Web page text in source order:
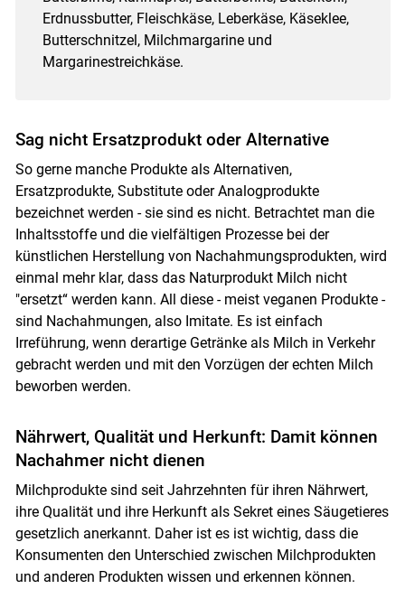
Erdnussbutter, Fleischkäse, Leberkäse, Käseklee,
Butterschnitzel, Milchmargarine und
Margarinestreichkäse.
Sag nicht Ersatzprodukt oder Alternative
So gerne manche Produkte als Alternativen,
Ersatzprodukte, Substitute oder Analogprodukte
bezeichnet werden - sie sind es nicht. Betrachtet man die
Inhaltsstoffe und die vielfältigen Prozesse bei der
künstlichen Herstellung von Nachahmungsprodukten, wird
einmal mehr klar, dass das Naturprodukt Milch nicht
"ersetzt“ werden kann. All diese - meist veganen Produkte -
sind Nachahmungen, also Imitate. Es ist einfach
Irreführung, wenn derartige Getränke als Milch in Verkehr
gebracht werden und mit den Vorzügen der echten Milch
beworben werden.
Nährwert, Qualität und Herkunft: Damit können
Nachahmer nicht dienen
Milchprodukte sind seit Jahrzehnten für ihren Nährwert,
ihre Qualität und ihre Herkunft als Sekret eines Säugetieres
gesetzlich anerkannt. Daher ist es ist wichtig, dass die
Konsumenten den Unterschied zwischen Milchprodukten
und anderen Produkten wissen und erkennen können.